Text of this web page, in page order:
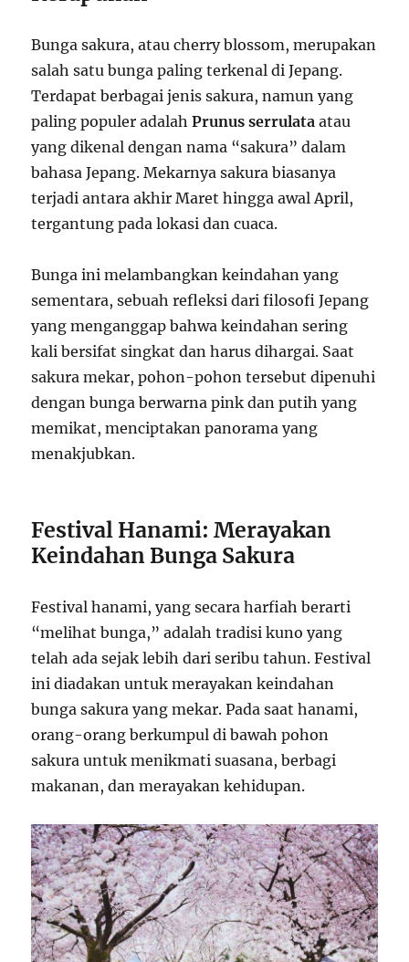
Bunga sakura, atau cherry blossom, merupakan
salah satu bunga paling terkenal di Jepang.
Terdapat berbagai jenis sakura, namun yang
paling populer adalahPrunus serrulata atau
yang dikenal dengan nama “sakura” dalam
bahasa Jepang. Mekarnya sakura biasanya
terjadi antara akhir Maret hingga awal April,
tergantung pada lokasi dan cuaca.
Bunga ini melambangkan keindahan yang
sementara, sebuah refleksi dari filosofi Jepang
yang menganggap bahwa keindahan sering
kali bersifat singkat dan harus dihargai. Saat
sakura mekar, pohon-pohon tersebut dipenuhi
dengan bunga berwarna pink dan putih yang
memikat, menciptakan panorama yang
menakjubkan.
Festival Hanami: Merayakan
Keindahan Bunga Sakura
Festival hanami, yang secara harfiah berarti
“melihat bunga,” adalah tradisi kuno yang
telah ada sejak lebih dari seribu tahun. Festival
ini diadakan untuk merayakan keindahan
bunga sakura yang mekar. Pada saat hanami,
orang-orang berkumpul di bawah pohon
sakura untuk menikmati suasana, berbagi
makanan, dan merayakan kehidupan.